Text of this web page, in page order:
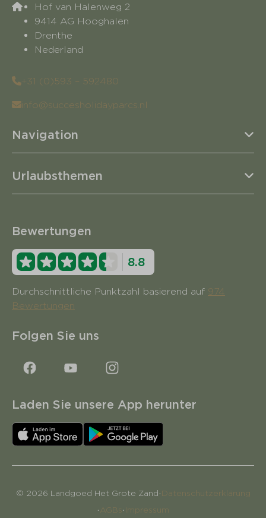
Hof van Halenweg 2
9414 AG Hooghalen
Drenthe
Nederland
+31 (0)593 – 592480
info@succesholidayparcs.nl
Navigation
Urlaubsthemen
Bewertungen
8.8
Durchschnittliche Punktzahl basierend auf 974
Bewertungen
Folgen Sie uns
Laden Sie unsere App herunter
© 2026 Landgoed Het Grote Zand·Datenschutzerklärung
· AGBs·Impressum